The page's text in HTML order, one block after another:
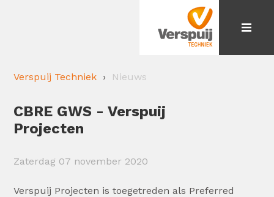
Verspuij Techniek Nieuws
CBRE GWS - Verspuij
Projecten
Zaterdag 07 november 2020
Verspuij Projecten is toegetreden als Preferred